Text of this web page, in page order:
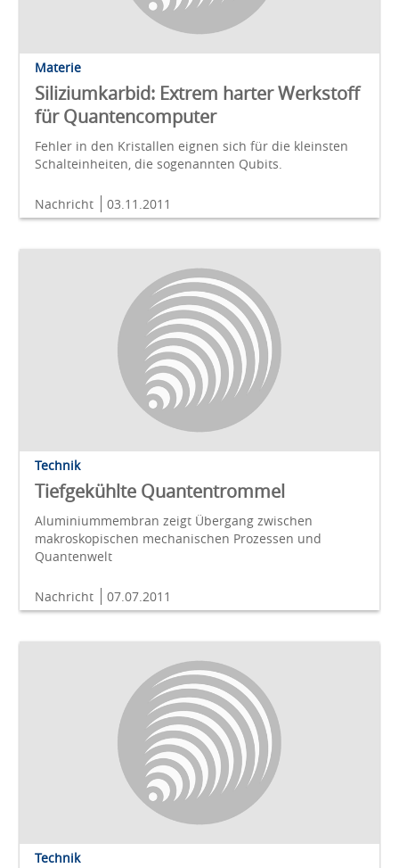
Materie
Siliziumkarbid: Extrem harter Werkstoff
für Quantencomputer
Fehler in den Kristallen eignen sich für die kleinsten
Schalteinheiten, die sogenannten Qubits.
Nachricht 03.11.2011
Technik
Tiefgekühlte Quantentrommel
Aluminiummembran zeigt Übergang zwischen
makroskopischen mechanischen Prozessen und
Quantenwelt
Nachricht 07.07.2011
Technik